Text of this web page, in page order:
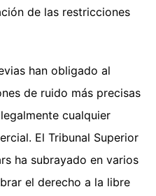
de las restricciones
han obligado al
de ruido más precisas
cualquier
El Tribunal Superior
ha subrayado en varios
el derecho a la libre